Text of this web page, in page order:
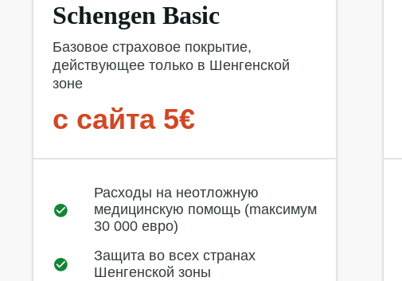
Schengen Basic
Базовое страховое покрытие,
действующее только в Шенгенской
зоне
с сайта 5€
Расходы на неотложную
медицинскую помощь (mаксимум
30 000 евро)
Защита во всех странах
Шенгенской зоны